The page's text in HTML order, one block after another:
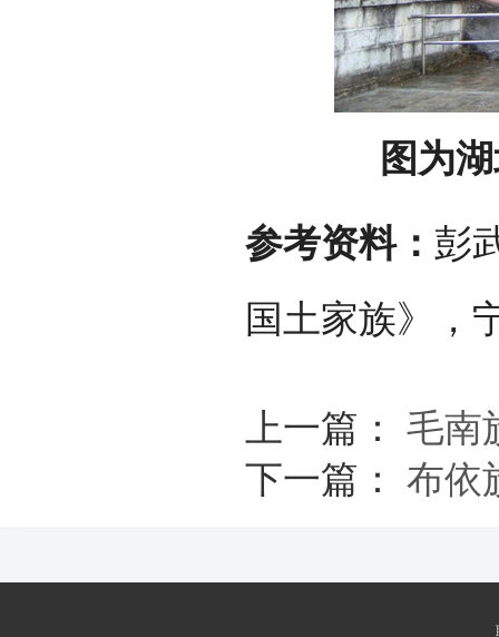
图为
参考资料： 彭
国土家族》，
上一篇： 毛南
下一篇： 布依